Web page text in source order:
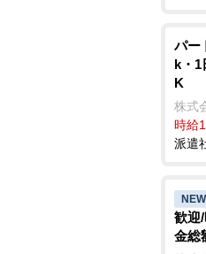
パー
k・1
K
株式
時給
派遣
NEW
歓迎
金総